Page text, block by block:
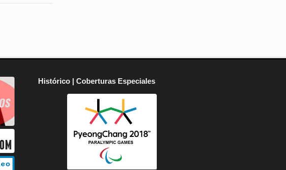
Histórico | Coberturas Especiales